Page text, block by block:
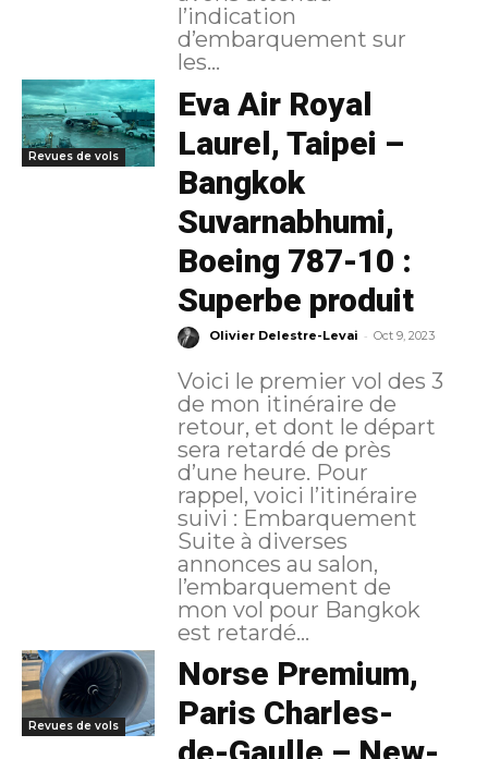
l’indication
d’embarquement sur
les...
Revues de vols
Eva Air Royal
Laurel, Taipei –
Bangkok
Suvarnabhumi,
Boeing 787-10 :
Superbe produit
Olivier Delestre-Levai - Oct 9, 2023
Voici le premier vol des 3
de mon itinéraire de
retour, et dont le départ
sera retardé de près
d’une heure. Pour
rappel, voici l’itinéraire
suivi : Embarquement
Suite à diverses
annonces au salon,
l’embarquement de
mon vol pour Bangkok
est retardé...
Revues de vols
Norse Premium,
Paris Charles-